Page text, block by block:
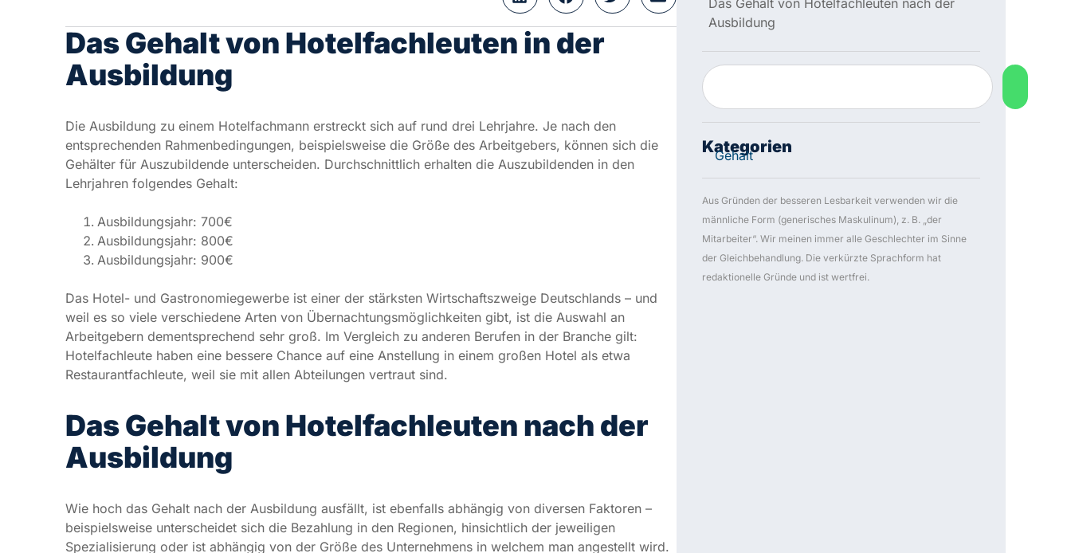
Die Ausbildung zu einem Hotelfachmann erstreckt sich auf rund drei Lehrjahre. Je nach den
entsprechenden Rahmenbedingungen, beispielsweise die Größe des Arbeitgebers, können sich die
Gehälter für Auszubildende unterscheiden. Durchschnittlich erhalten die Auszubildenden in den
Lehrjahren folgendes Gehalt:
Ausbildungsjahr: 800€
Ausbildungsjahr: 900€
Das Hotel- und Gastronomiegewerbe ist einer der stärksten Wirtschaftszweige Deutschlands – und
Arbeitgebern dementsprechend sehr groß. Im Vergleich zu anderen Berufen in der Branche gilt:
Hotelfachleute haben eine bessere Chance auf eine Anstellung in einem großen Hotel als etwa
Restaurantfachleute, weil sie mit allen Abteilungen vertraut sind.
Das Gehalt von Hotelfachleuten nach der
Ausbildung
beispielsweise unterscheidet sich die Bezahlung in den Regionen, hinsichtlich der jeweiligen
Spezialisierung oder ist abhängig von der Größe des Unternehmens in welchem man angestellt wird.
Im Durchschnitt verdienen Hotelfachleute in Deutschland rund 2000€ brutto pro Monat. In den
Bundesländern Baden-Württemberg, Bayern und Berlin ist ein monatliches Bruttogehalt von bis zu
Brandenburg mit Löhnen zwischen 1500€ – 1700€ eher schlecht bezahlt.
Außerdem spielt häufig die Größe des Arbeitgebers eine Rolle hinsichtlich der Höhe des Gehalts.
Kategorien
Aus Gründen der besseren Lesbarkeit verwenden wir die
männliche Form (generisches Maskulinum), z. B. „der
Mitarbeiter“. Wir meinen immer alle Geschlechter im Sinne
der Gleichbehandlung. Die verkürzte Sprachform hat
redaktionelle Gründe und ist wertfrei.